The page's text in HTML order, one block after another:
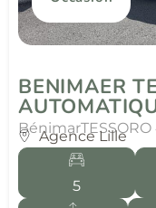
BENIMAER
Bénimar
Agence Lille
5